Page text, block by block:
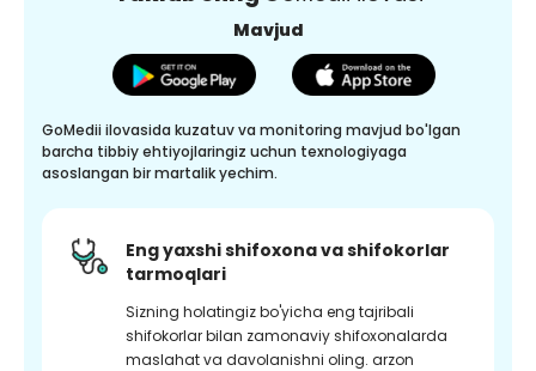
Mavjud
GoMedii ilovasida kuzatuv va monitoring mavjud bo'lgan
barcha tibbiy ehtiyojlaringiz uchun texnologiyaga
asoslangan bir martalik yechim.
Eng yaxshi shifoxona va shifokorlar
tarmoqlari
Sizning holatingiz bo'yicha eng tajribali
shifokorlar bilan zamonaviy shifoxonalarda
maslahat va davolanishni oling. arzon